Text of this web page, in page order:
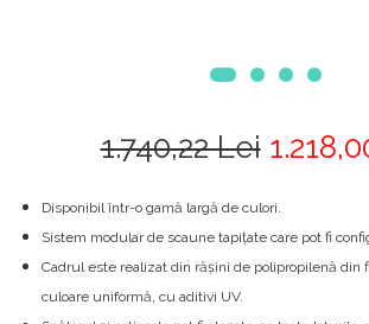
1.740,22 Lei
Disponibil într-o gamă largă de culori.
Sistem modular de scaune tapițate care pot fi
Cadrul este realizat din rășini de polipropilenă din
culoare uniformă, cu aditivi UV.